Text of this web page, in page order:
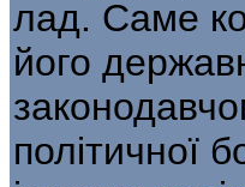
лад. Саме
його
політичної